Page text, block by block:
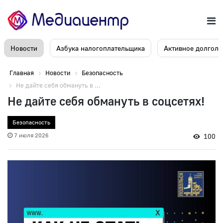
Новости Азбука налогоплательщика Активное
Главная Новости
Безопасность
Не дайте себя обмануть в ...
Не дайте себя обмануть в соцсетях!
Безопасность
7 июля 2026
100